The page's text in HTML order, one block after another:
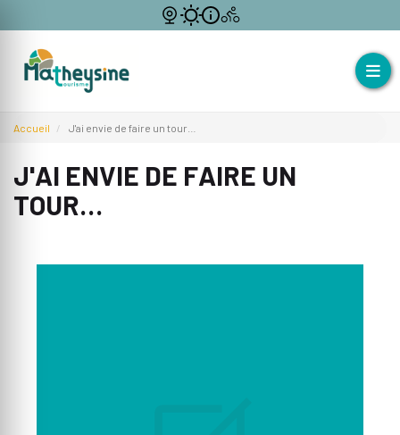
Accueil J'ai envie de faire un tour…
J'AI ENVIE DE FAIRE UN
TOUR…